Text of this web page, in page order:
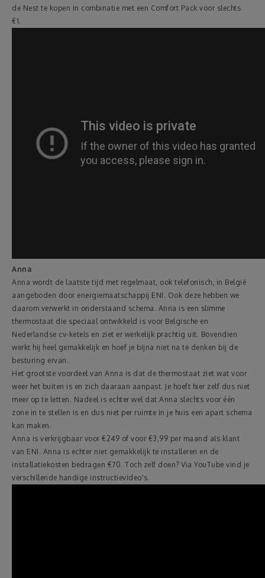
de Nest te kopen in combinatie met een Comfort Pack voor slechts
€1.
Anna
Anna wordt de laatste tijd met regelmaat, ook telefonisch, in België
aangeboden door energiemaatschappij ENI. Ook deze hebben we
daarom verwerkt in onderstaand schema. Anna is een slimme
thermostaat die speciaal ontwikkeld is voor Belgische en
Nederlandse cv-ketels en ziet er werkelijk prachtig uit. Bovendien
werkt hij heel gemakkelijk en hoef je bijna niet na te denken bij de
besturing ervan.
Het grootste voordeel van Anna is dat de thermostaat ziet wat voor
weer het buiten is en zich daaraan aanpast. Je hoeft hier zelf dus niet
meer op te letten. Nadeel is echter wel dat Anna slechts voor één
zone in te stellen is en dus niet per ruimte in je huis een apart schema
kan maken.
Anna is verkrijgbaar voor €249 of voor €3,99 per maand als klant
van ENI. Anna is echter niet gemakkelijk te installeren en de
installatiekosten bedragen €70. Toch zelf doen? Via YouTube vind je
verschillende handige instructievideo's.